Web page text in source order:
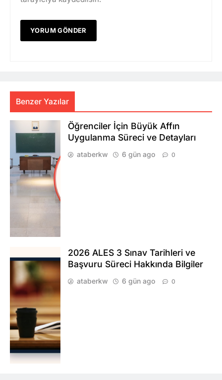
Benzer Yazılar
Öğrenciler İçin Büyük Affın
Uygulanma Süreci ve Detayları
ataberkw 6 gün ago 0
2026 ALES 3 Sınav Tarihleri ve
Başvuru Süreci Hakkında Bilgiler
ataberkw 6 gün ago 0